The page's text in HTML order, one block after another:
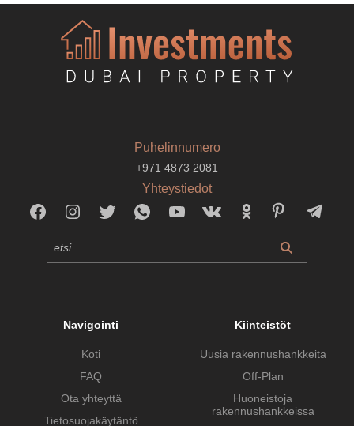
Puhelinnumero
+971 4873 2081
Yhteystiedot
Navigointi
Koti
FAQ
Ota yhteyttä
Tietosuojakäytäntö
Kiinteistöt
Uusia rakennushankkeita
Off-Plan
Huoneistoja
rakennushankkeissa